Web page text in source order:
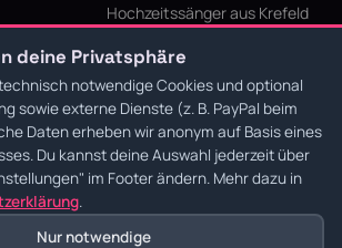
Hochzeitssänger aus Krefeld
Krefeld für den Niederrhein
Alle Rechte vorbehalten.·Datenschutz·AGB·
deine Privatsphäre
notwendige Cookies und optional
sowie externe Dienste (z. B. PayPal beim
Daten erheben wir anonym auf Basis eines
Du kannst deine Auswahl jederzeit über
im Footer ändern. Mehr dazu in
.
Nur notwendige